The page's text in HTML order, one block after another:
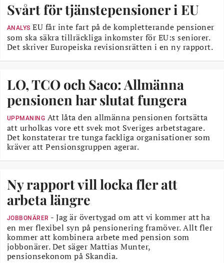
Svårt för tjänstepensioner i EU
ANALYS EU får inte fart på de kompletterande pensioner
som ska säkra tillräckliga inkomster för EU:s seniorer.
Det skriver Europeiska revisionsrätten i en ny rapport.
LO, TCO och Saco: Allmänna
pensionen har slutat fungera
UPPMANING Att låta den allmänna pensionen fortsätta
att urholkas vore ett svek mot Sveriges arbetstagare.
Det konstaterar tre tunga fackliga organisationer som
kräver att Pensionsgruppen agerar.
Ny rapport vill locka fler att
arbeta längre
JOBBONÄRER - Jag är övertygad om att vi kommer att ha
en mer flexibel syn på pensionering framöver. Allt fler
kommer att kombinera arbete med pension som
jobbonärer. Det säger Mattias Munter,
pensionsekonom på Skandia.